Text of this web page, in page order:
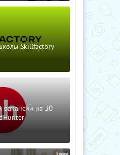
Skillfactory
вакансии на 30